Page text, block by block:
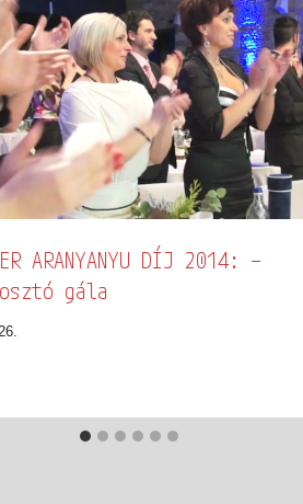
ARANYANYU DÍJ 2014: –
gála